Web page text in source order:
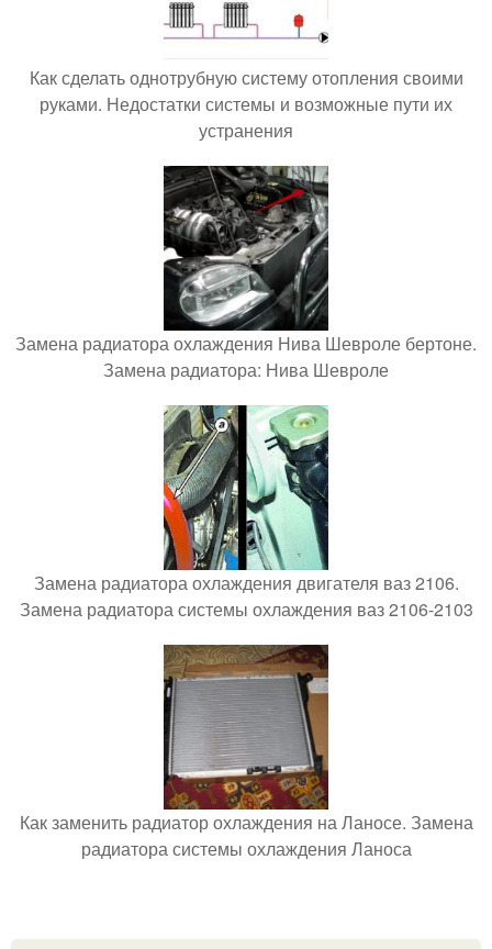
Как сделать однотрубную систему отопления своими
руками. Недостатки системы и возможные пути их
устранения
Замена радиатора охлаждения Нива Шевроле бертоне.
Замена радиатора: Нива Шевроле
Замена радиатора охлаждения двигателя ваз 2106.
Замена радиатора системы охлаждения ваз 2106-2103
Как заменить радиатор охлаждения на Ланосе. Замена
радиатора системы охлаждения Ланоса